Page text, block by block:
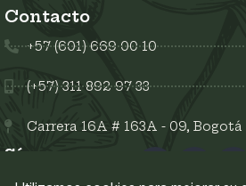
Contacto
+57 (601) 669 00 10
(+57) 311 892 97 33
Carrera 16A # 163A - 09,
Síguenos en: